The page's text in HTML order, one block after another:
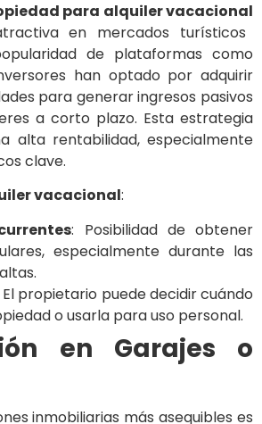
para alquiler vacacional
en mercados turísticos
de plataformas como
han optado por adquirir
para generar ingresos pasivos
a corto plazo. Esta estrategia
alta rentabilidad, especialmente
clave.
vacacional:
: Posibilidad de obtener
especialmente durante las
El propietario puede decidir cuándo
o usarla para uso personal.
en Garajes o
inmobiliarias más asequibles es